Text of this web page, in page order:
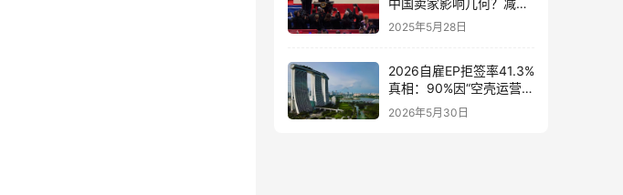
税、SALT上限、QBI全解
2025年5月28日
2026自雇EP拒签率41.3%
真相：90%因“空壳运营”
被拒！如何用3招做实本
地业务避开MOM红线？
2026年5月30日